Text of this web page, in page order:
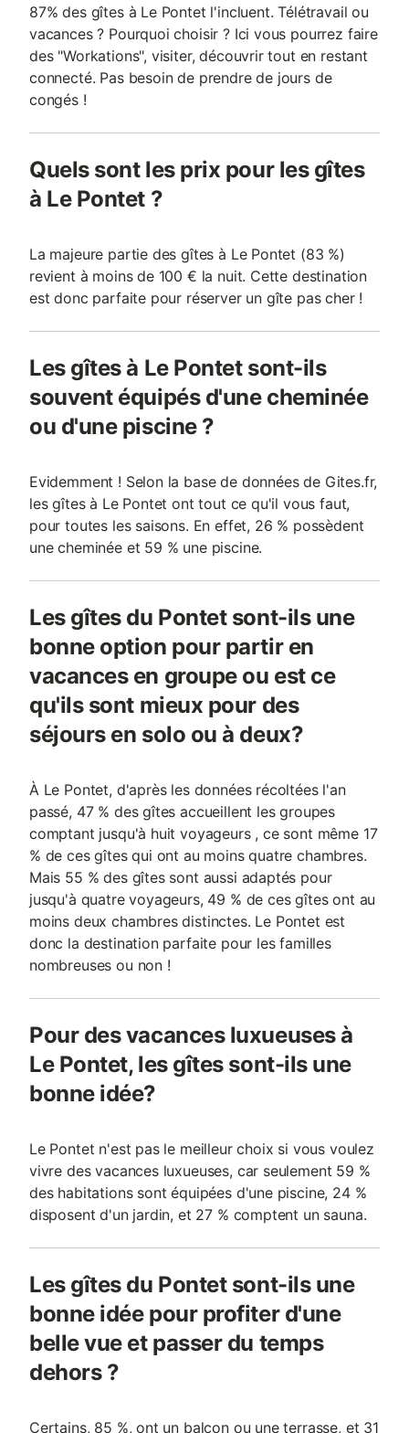
87% des gîtes à Le Pontet l'incluent. Télétravail ou
vacances ? Pourquoi choisir ? Ici vous pourrez faire
des "Workations", visiter, découvrir tout en restant
connecté. Pas besoin de prendre de jours de
congés !
Quels sont les prix pour les gîtes
à Le Pontet ?
La majeure partie des gîtes à Le Pontet (83 %)
revient à moins de 100 € la nuit. Cette destination
est donc parfaite pour réserver un gîte pas cher !
Les gîtes à Le Pontet sont-ils
souvent équipés d'une cheminée
ou d'une piscine ?
Evidemment ! Selon la base de données de Gites.fr,
les gîtes à Le Pontet ont tout ce qu'il vous faut,
pour toutes les saisons. En effet, 26 % possèdent
une cheminée et 59 % une piscine.
Les gîtes du Pontet sont-ils une
bonne option pour partir en
vacances en groupe ou est ce
qu'ils sont mieux pour des
séjours en solo ou à deux?
À Le Pontet, d'après les données récoltées l'an
passé, 47 % des gîtes accueillent les groupes
comptant jusqu'à huit voyageurs , ce sont même 17
% de ces gîtes qui ont au moins quatre chambres.
Mais 55 % des gîtes sont aussi adaptés pour
jusqu'à quatre voyageurs, 49 % de ces gîtes ont au
moins deux chambres distinctes. Le Pontet est
donc la destination parfaite pour les familles
nombreuses ou non !
Pour des vacances luxueuses à
Le Pontet, les gîtes sont-ils une
bonne idée?
Le Pontet n'est pas le meilleur choix si vous voulez
vivre des vacances luxueuses, car seulement 59 %
des habitations sont équipées d'une piscine, 24 %
disposent d'un jardin, et 27 % comptent un sauna.
Les gîtes du Pontet sont-ils une
bonne idée pour profiter d'une
belle vue et passer du temps
dehors ?
Certains, 85 %, ont un balcon ou une terrasse, et 31